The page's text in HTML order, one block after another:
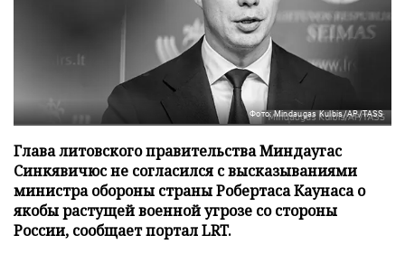
Фото: Mindaugas Kulbis/AP/TASS
Глава литовского правительства Миндаугас
Синкявичюс не согласился с высказываниями
министра обороны страны Робертаса Каунаса о
якобы растущей военной угрозе со стороны
России, сообщает портал LRT.